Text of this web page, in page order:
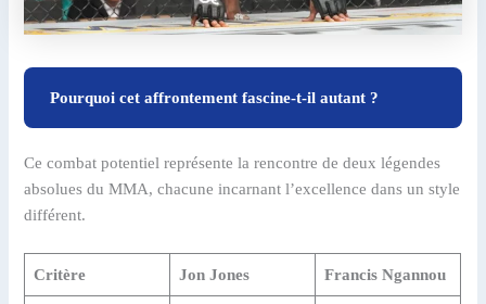
Pourquoi cet affrontement fascine-t-il autant ?
Ce combat potentiel représente la rencontre de deux légendes
absolues du MMA, chacune incarnant l’excellence dans un style
différent.
Critère Jon Jones Francis Ngannou